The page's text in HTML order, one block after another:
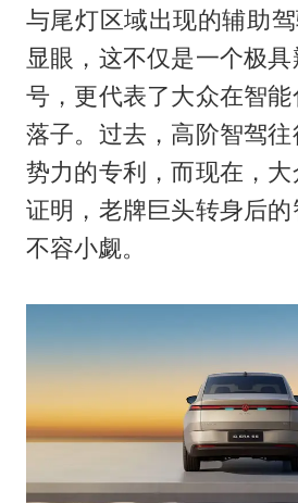
与尾灯区域出现的辅助
显眼，这不仅是一个极
号，更代表了大众在智
落子。过去，高阶智驾
势力的专利，而现在，
证明，老牌巨头转身后
不容小觑。